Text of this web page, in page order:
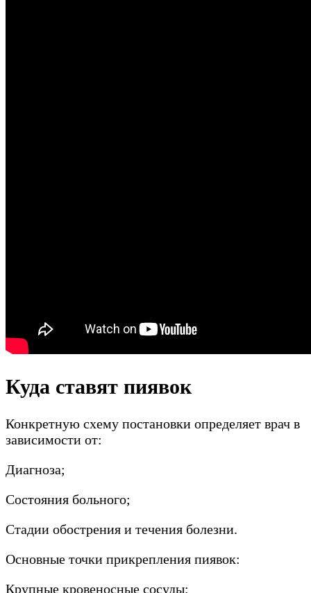
Куда ставят пиявок
Конкретную схему постановки определяет врач в
зависимости от:
Диагноза;
Состояния больного;
Стадии обострения и течения болезни.
Основные точки прикрепления пиявок:
Крупные кровеносные сосуды;